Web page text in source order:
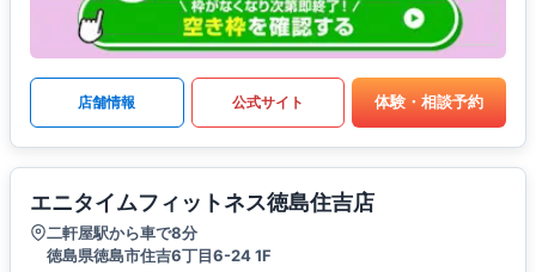
店舗情報 公式サイト 体験・相談予約
エニタイムフィットネス徳島住吉店
二軒屋駅から車で8分
徳島県徳島市住吉6丁目6-24 1F